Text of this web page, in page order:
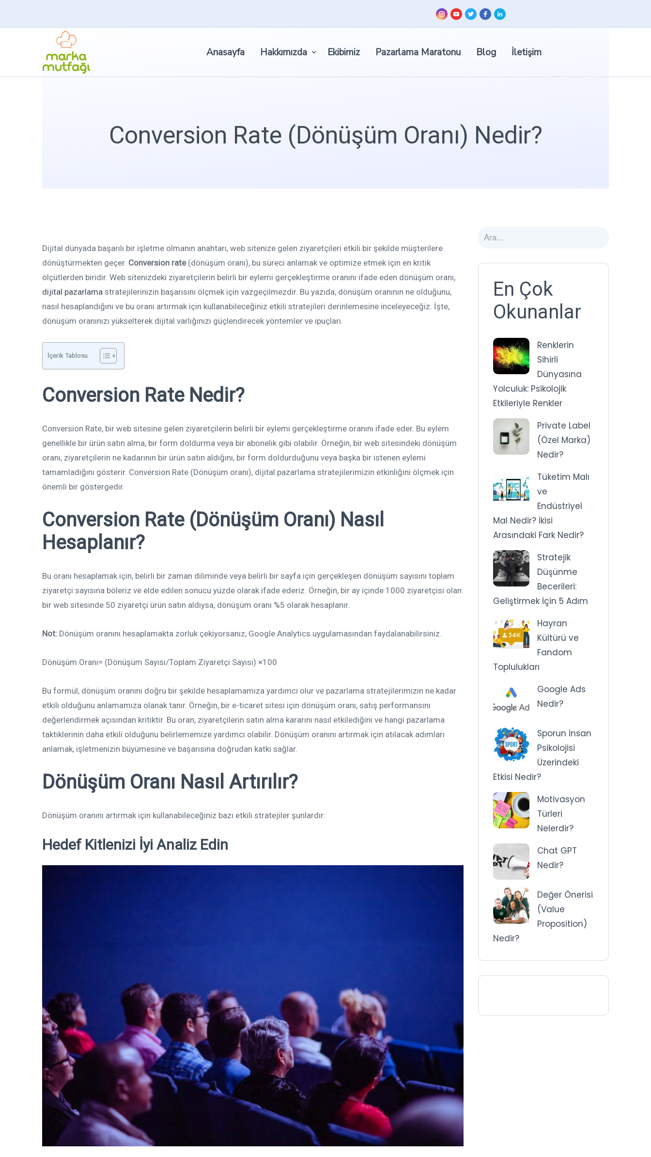
Anasayfa Hakkımızda Ekibimiz Pazarlama Maratonu Blog İletişim
Conversion Rate (Dönüşüm Oranı) Nedir?
En Çok
Okunanlar
Renklerin
Sihirli
Dünyasına
Yolculuk: Psikolojik
Etkileriyle Renkler
Private Label
(Özel Marka)
Nedir?
Tüketim Malı
ve
Endüstriyel
Mal Nedir? İkisi
Arasındaki Fark Nedir?
Stratejik
Düşünme
Becerileri:
Geliştirmek İçin 5 Adım
Hayran
Kültürü ve
Fandom
Toplulukları
Google Ads
Nedir?
Sporun İnsan
Psikolojisi
Üzerindeki
Etkisi Nedir?
Motivasyon
Türleri
Nelerdir?
Chat GPT
Nedir?
Değer Önerisi
(Value
Proposition)
Nedir?
Dijital dünyada başarılı bir işletme olmanın anahtarı, web sitenize gelen ziyaretçileri etkili bir şekilde müşterilere
dönüştürmekten geçer. Conversion rate(dönüşüm oranı), bu süreci anlamak ve optimize etmek için en kritik
ölçütlerden biridir. Web sitenizdeki ziyaretçilerin belirli bir eylemi gerçekleştirme oranını ifade eden dönüşüm oranı,
dijital pazarlama stratejilerinizin başarısını ölçmek için vazgeçilmezdir. Bu yazıda, dönüşüm oranının ne olduğunu,
nasıl hesaplandığını ve bu oranı artırmak için kullanabileceğiniz etkili stratejileri derinlemesine inceleyeceğiz. İşte,
dönüşüm oranınızı yükselterek dijital varlığınızı güçlendirecek yöntemler ve ipuçları.
İçerik Tablosu
Conversion Rate Nedir?
Conversion Rate, bir web sitesine gelen ziyaretçilerin belirli bir eylemi gerçekleştirme oranını ifade eder. Bu eylem
genellikle bir ürün satın alma, bir form doldurma veya bir abonelik gibi olabilir. Örneğin, bir web sitesindeki dönüşüm
oranı, ziyaretçilerin ne kadarının bir ürün satın aldığını, bir form doldurduğunu veya başka bir istenen eylemi
tamamladığını gösterir. Conversion Rate (Dönüşüm oranı), dijital pazarlama stratejilerimizin etkinliğini ölçmek için
önemli bir göstergedir.
Conversion Rate (Dönüşüm Oranı) Nasıl
Hesaplanır?
Bu oranı hesaplamak için, belirli bir zaman diliminde veya belirli bir sayfa için gerçekleşen dönüşüm sayısını toplam
ziyaretçi sayısına böleriz ve elde edilen sonucu yüzde olarak ifade ederiz. Örneğin, bir ay içinde 1000 ziyaretçisi olan
bir web sitesinde 50 ziyaretçi ürün satın aldıysa, dönüşüm oranı %5 olarak hesaplanır.
Not: Dönüşüm oranını hesaplamakta zorluk çekiyorsanız, Google Analytics uygulamasından faydalanabilirsiniz.
Dönüşüm Oranı= (Dönüşüm Sayısı/Toplam Ziyaretçi Sayısı​) ×100
Bu formül, dönüşüm oranını doğru bir şekilde hesaplamamıza yardımcı olur ve pazarlama stratejilerimizin ne kadar
etkili olduğunu anlamamıza olanak tanır. Örneğin, bir e-ticaret sitesi için dönüşüm oranı, satış performansını
değerlendirmek açısından kritiktir. Bu oran, ziyaretçilerin satın alma kararını nasıl etkilediğini ve hangi pazarlama
taktiklerinin daha etkili olduğunu belirlememize yardımcı olabilir. Dönüşüm oranını artırmak için atılacak adımları
anlamak, işletmenizin büyümesine ve başarısına doğrudan katkı sağlar.
Dönüşüm Oranı Nasıl Artırılır?
Dönüşüm oranını artırmak için kullanabileceğiniz bazı etkili stratejiler şunlardır:
Hedef Kitlenizi İyi Analiz Edin